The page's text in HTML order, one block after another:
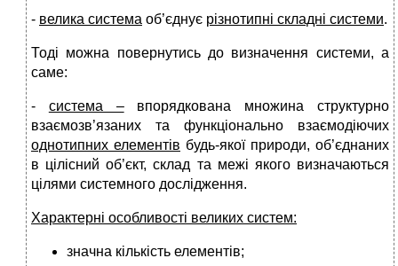
- велика система об’єднує різнотипні складні системи.
Тоді можна повернутись до визначення системи, а
саме:
- система –впорядкована множина структурно
взаємозв’язаних та функціонально взаємодіючих
однотипних елементів будь-якої природи, об’єднаних
в цілісний об’єкт, склад та межі якого визначаються
цілями системного дослідження.
Характерні особливості великих систем:
значна кількість елементів;